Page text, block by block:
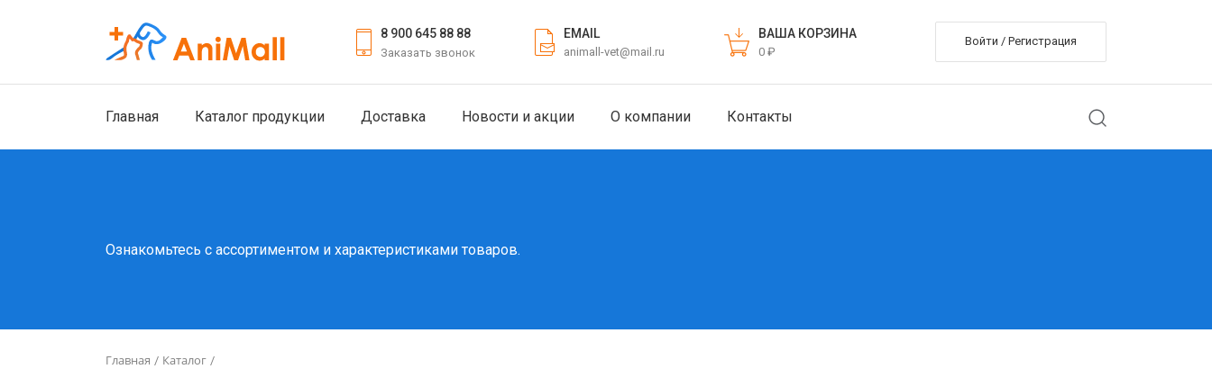
8 900 645 88 88
Заказать звонок
EMAIL
animall-vet@mail.ru
ВАША КОРЗИНА
0 ₽
Войти / Регистрация
Главная Каталог продукции Доставка Новости и акции О компании Контакты
Ознакомьтесь с ассортиментом и характеристиками товаров.
Главная / Каталог /